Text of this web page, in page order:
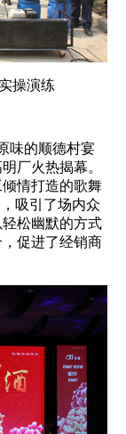
操演练
的顺德村宴
厂火热揭幕。
情打造的歌舞
吸引了场内众
松幽默的方式
促进了经销商